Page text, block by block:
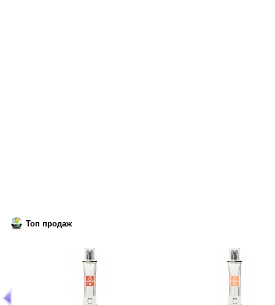
Топ продаж